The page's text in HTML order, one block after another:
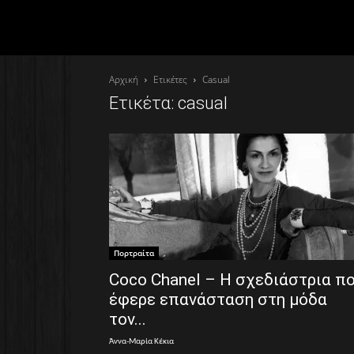
Αρχική Ετικέτες Casual
Ετικέτα: casual
Πορτραίτα
Coco Chanel – Η σχεδιάστρια
έφερε επανάσταση στη μόδα
τον...
Άννα-Μαρία Κέκια